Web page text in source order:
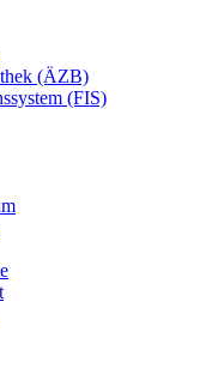
(ÄZB)
(FIS)